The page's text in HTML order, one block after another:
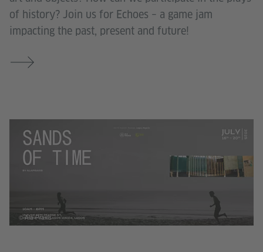
of history? Join us for Echoes – a game jam
impacting the past, present and future!
© Ala Praxis